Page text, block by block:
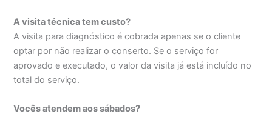
A visita técnica tem custo?
A visita para diagnóstico é cobrada apenas se o cliente
optar por não realizar o conserto. Se o serviço for
aprovado e executado, o valor da visita já está incluído no
total do serviço.
Vocês atendem aos sábados?